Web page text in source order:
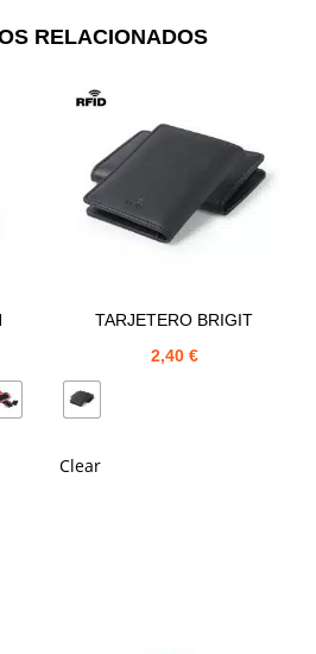
RELACIONADOS
TARJETERO BRIGIT
2,40 €
Clear